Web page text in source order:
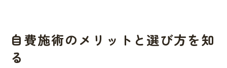
自費施術のメリットと選び方を知
る